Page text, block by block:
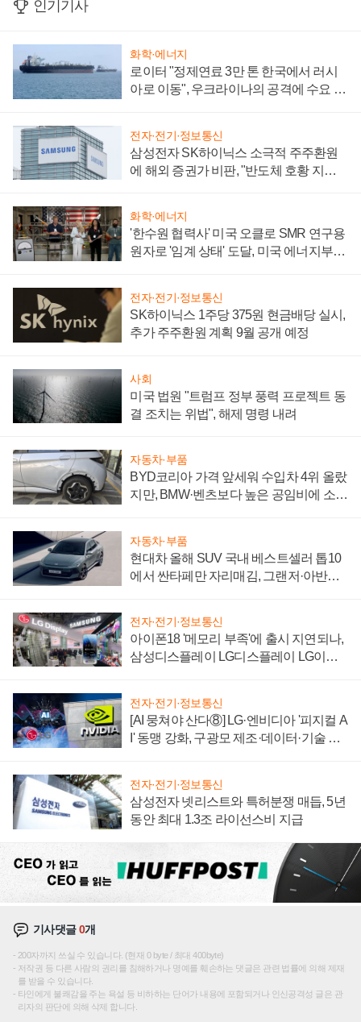
인기기사
화학·에너지
로이터 "정제연료 3만 톤 한국에서 러시
아로 이동", 우크라이나의 공격에 수요 늘
전자·전기·정보통신
삼성전자 SK하이닉스 소극적 주주환원
에 해외 증권가 비판, "반도체 호황 지속
화학·에너지
'한수원 협력사' 미국 오클로 SMR 연구용
원자로 '임계 상태' 도달, 미국 에너지부
전자·전기·정보통신
SK하이닉스 1주당 375원 현금배당 실시,
추가 주주환원 계획 9월 공개 예정
사회
미국 법원 "트럼프 정부 풍력 프로젝트 동
결 조치는 위법", 해제 명령 내려
자동차·부품
BYD코리아 가격 앞세워 수입차 4위 올랐
지만, BMW·벤츠보다 높은 공임비에 소비
자동차·부품
현대차 올해 SUV 국내 베스트셀러 톱10
에서 싼타페만 자리매김, 그랜저·아반떼
전자·전기·정보통신
아이폰18 '메모리 부족'에 출시 지연되나,
삼성디스플레이 LG디스플레이 LG이노
전자·전기·정보통신
[AI 뭉쳐야 산다⑧] LG·엔비디아 '피지컬 A
I' 동맹 강화, 구광모 제조·데이터·기술 결
전자·전기·정보통신
삼성전자 넷리스트와 특허분쟁 매듭, 5년
동안 최대 1.3조 라이선스비 지급
기사댓글0개
200자까지 쓰실 수 있습니다. (현재 0 byte / 최대 400byte)
저작권 등 다른 사람의 권리를 침해하거나 명예를 훼손하는 댓글은 관련 법률에 의해 제재
를 받을 수 있습니다.
타인에게 불쾌감을 주는 욕설 등 비하하는 단어가 내용에 포함되거나 인신공격성 글은 관
리자의 판단에 의해 삭제 합니다.